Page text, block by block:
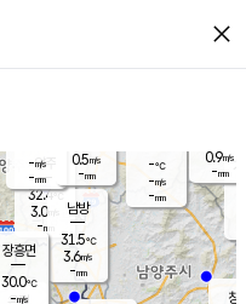
close
양주
32.4℃
3.0
-mm
-℃
-m/s
-mm
창
0.9m/s
-mm
남방
31.5℃
3.6m/s
-mm
장흥면
30.0℃
-m/s
-m/s
-mm
0.5m/s
-mm